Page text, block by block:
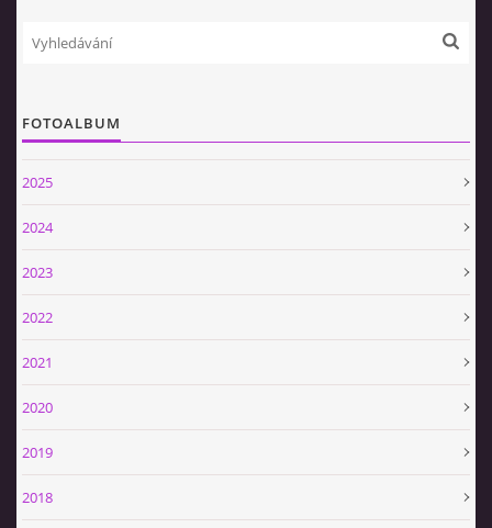
POMOCNÍCI A ZAJÍMAVOSTI
SPONZOŘI
FOTOALBUM
2025
2024
2023
2022
2021
2020
2019
2018